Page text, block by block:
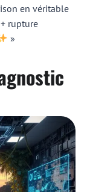
en véritable
rupture
»